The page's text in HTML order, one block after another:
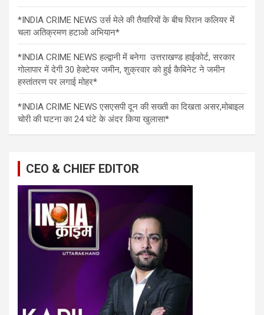
*INDIA CRIME NEWS उर्स मेले की तैयारियों के बीच पिरान कलियर में
चला अतिक्रमण हटाओ अभियान*
*INDIA CRIME NEWS हल्द्वानी में बनेगा उत्तराखण्ड हाईकोर्ट, सरकार
गोलापार में देगी 30 हेक्टेयर जमीन, शुक्रवार को हुई कैबिनेट ने जमीन
हस्तांतरण पर लगाई मोहर*
*INDIA CRIME NEWS एसएसपी दून की सख्ती का दिखता असर,मोबाइल
चोरी की घटना का 24 घंटे के अंदर किया खुलासा*
CEO & CHIEF EDITOR